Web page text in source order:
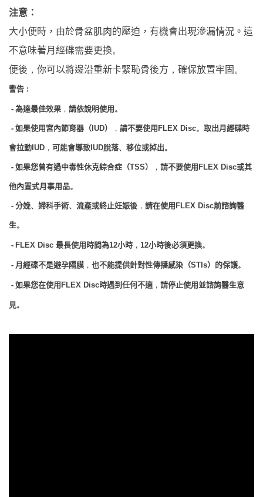
注意：
大小便時，由於骨盆肌肉的壓迫，有機會出現滲漏情況。這
不意味著月經碟需要更換。
便後 ， 你可以將邊沿重新卡緊恥骨後方 ， 確保放置牢固 。
警告 :
-為達最佳效果 ， 請依說明使用。
-如果使用宮內節育器（ IUD） ， 請不要使用 FLEX Disc。 取出月經碟時
會拉動 IUD ， 可能會導致 IUD脫落、 移位或掉出。
-如果您曾有過中毒性休克綜合症（TSS） ， 請不要使用 FLEX Disc或其
他內置式月事用品。
-分娩、 婦科手術、 流產或終止妊娠後 ， 請在使用 FLEX Disc前諮詢醫
生。
- FLEX Disc 最長使用時間為12小時 ， 12小時後必須更換。
- 月經碟不是避孕隔膜 ， 也不能提供針對性傳播感染（STIs）的保護。
-如果您在使用 FLEX Disc時遇到任何不適 ， 請停止使用並諮詢醫生意
見。